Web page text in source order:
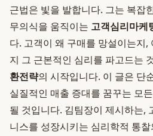
근법은 빛을 발합니다. 그는 복잡
무의식을 움직이는 고객심리마케
다. 고객이 왜 구매를 망설이는지,
지 그 근본적인 심리를 파고드는
환전략의 시작입니다. 이 글은 단
실질적인 매출 증대를 꿈꾸는 모
될 것입니다. 김팀장이 제시하는,
니스를 성장시키는 심리학적 통